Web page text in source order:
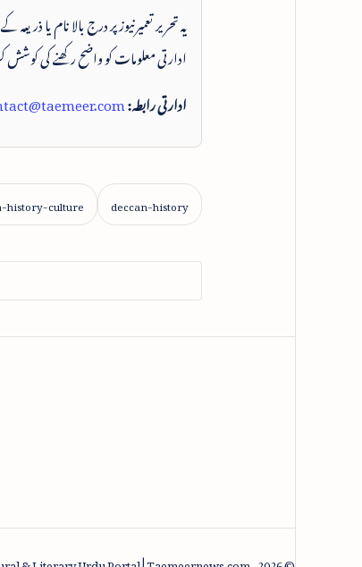
یہ تحریر تعمیرنیوز پر درج بالا نام یا
ادارتی معلومات کو واضح رکھنے کی
ادارتی رابطہ: